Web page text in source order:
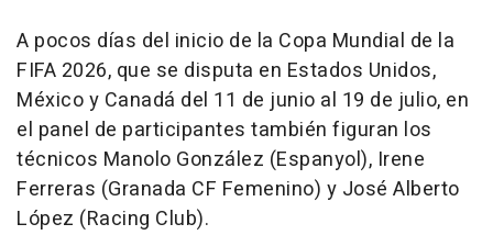
A pocos días del inicio de la Copa Mundial de la
FIFA 2026, que se disputa en Estados Unidos,
México y Canadá del 11 de junio al 19 de julio, en
el panel de participantes también figuran los
técnicos Manolo González (Espanyol), Irene
Ferreras (Granada CF Femenino) y José Alberto
López (Racing Club).